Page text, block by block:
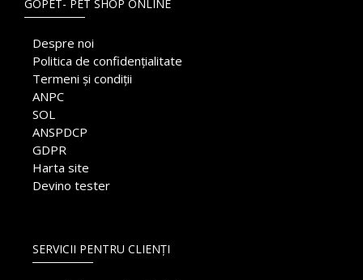
GOPET- PET SHOP ONLINE
Despre noi
Politica de confidențialitate
Termeni și condiții
ANPC
SOL
ANSPDCP
GDPR
Harta site
Devino tester
SERVICII PENTRU CLIENȚI